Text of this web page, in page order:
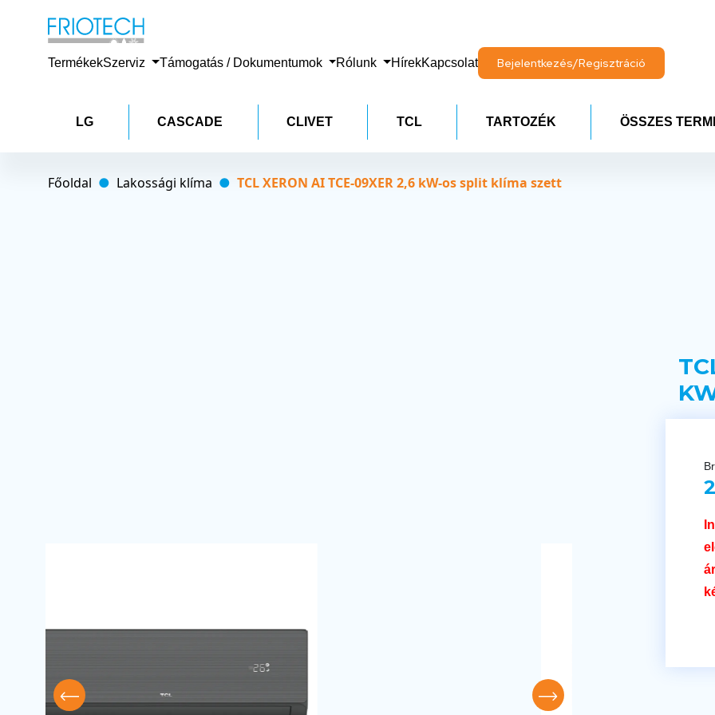
TermékekSzerviz Támogatás / Dokumentumok Rólunk HírekKapcsolat Bejelentkezés/Regisztráció
LG CASCADE CLIVET TCL TARTOZÉK ÖSSZES
Főoldal Lakossági klíma TCL XERON AI TCE-09XER 2,6 kW-os split klíma szett